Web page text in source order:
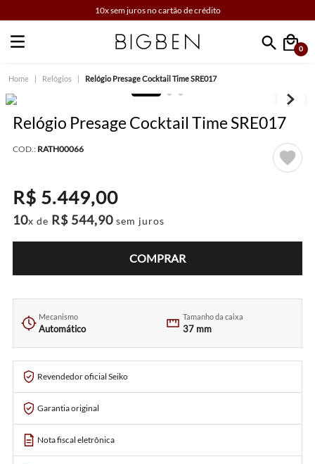
10x sem juros no cartão de crédito
Faça sua busca
0
Relógios Relógio Presage Cocktail Time SRE017
Relógio Presage Cocktail Time SRE017
COD.: RATH00066
R$ 5.449,00
10x de R$ 544,90 sem juros
COMPRAR
Mecanismo
Automático
Tamanho da caixa
37 mm
Revendedor oficial Seiko
Garantia original
Nota fiscal eletrônica